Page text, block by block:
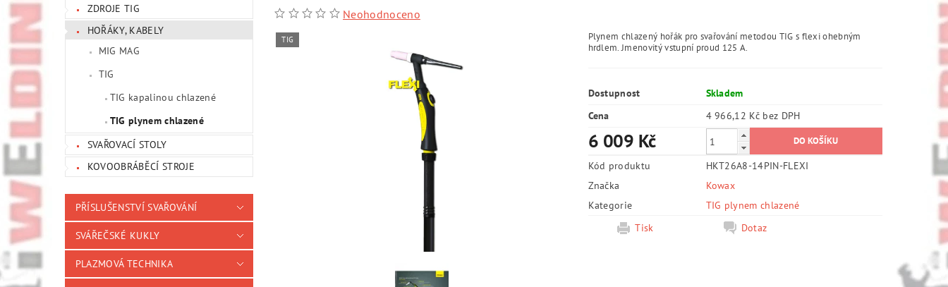
ZDROJE TIG
HOŘÁKY, KABELY
MIG MAG
TIG
TIG kapalinou chlazené
TIG plynem chlazené
SVAŘOVACÍ STOLY
KOVOOBRÁBĚCÍ STROJE
PŘÍSLUŠENSTVÍ SVAŘOVÁNÍ
SVÁŘEČSKÉ KUKLY
PLAZMOVÁ TECHNIKA
Neohodnoceno
TIG
Plynem chlazený hořák pro svařování metodou TIG s flexi ohebným
hrdlem.Jmenovitý vstupní proud 125 A.
Dostupnost
Skladem
Cena
4 966,12 Kč bez DPH
6 009 Kč
Kód produktu
HKT26A8-14PIN-FLEXI
Značka
Kowax
Kategorie
TIG plynem chlazené
Tisk
Dotaz